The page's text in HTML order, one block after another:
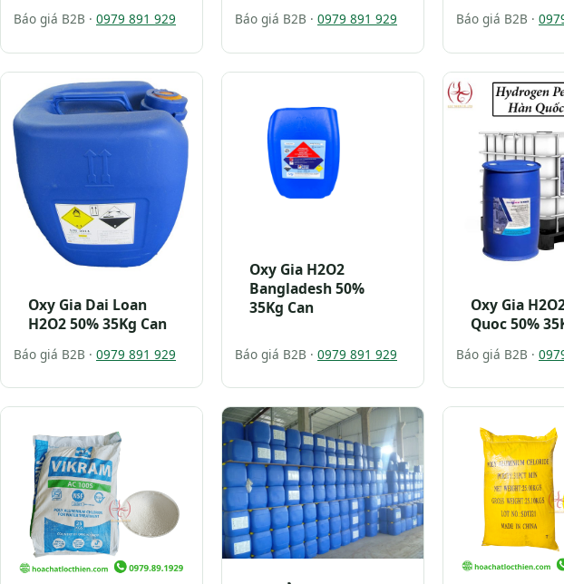
Báo giá B2B · 0979 891 929 Báo giá B2B · 0979 891 929 Báo giá B2B ·
Oxy Gia Dai Loan
H2O2 50% 35Kg Can
Báo giá B2B · 0979 891 929
Oxy Gia H2O2
Bangladesh 50%
35Kg Can
Báo giá B2B · 0979 891 929
Oxy Gia
Quoc 50%
Báo giá B2B ·